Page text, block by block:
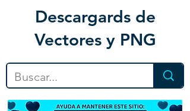
Descargards de
Vectores y PNG